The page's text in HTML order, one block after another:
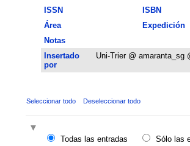
ISSN
ISBN
Área
Expedición
Notas
Insertado
por
Uni-Trier @ amaranta_sg
Seleccionar todo Deseleccionar todo
Todas las entradas
Sólo las